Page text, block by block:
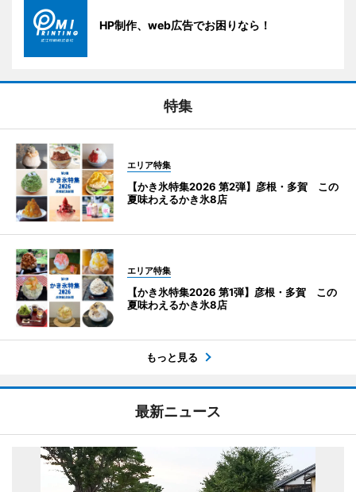
HP制作、web広告でお困りなら！
特集
エリア特集
【かき氷特集2026 第2弾】彦根・多賀 この
夏味わえるかき氷8店
エリア特集
【かき氷特集2026 第1弾】彦根・多賀 この
夏味わえるかき氷8店
もっと見る
最新ニュース